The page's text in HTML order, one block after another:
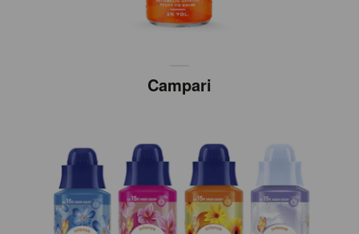
Campari